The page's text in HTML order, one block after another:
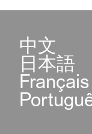
中文
日本語
Français